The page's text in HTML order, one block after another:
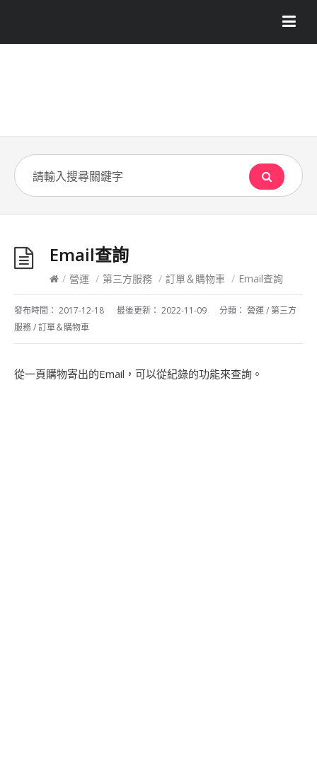
Email查詢
/ 營運 / 第三方服務 / 訂單＆購物車 / Email查詢
發布時間： 2017-12-18 最後更新： 2022-11-09 分類： 營運 /第三方
服務/訂單＆購物車
從一頁購物寄出的Email，可以從紀錄的功能來查詢。